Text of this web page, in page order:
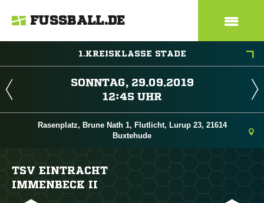
FUSSBALL.DE
1.KREISKLASSE STADE
 
 
Rasenplatz, Brune Nath 1, Flutlicht, Lurup 23, 21614
Buxtehude
TSV EINTRACHT
IMMENBECK II